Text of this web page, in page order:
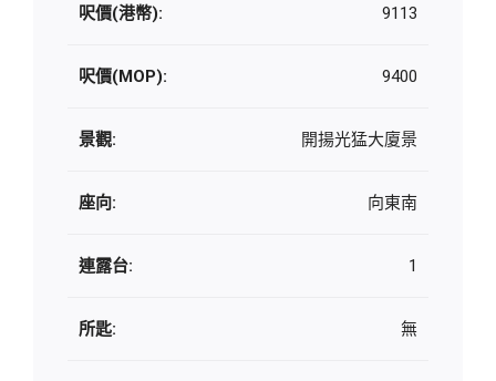
呎價(港幣): 9113
呎價(MOP): 9400
景觀: 開揚光猛大廈景
座向: 向東南
連露台: 1
所匙: 無